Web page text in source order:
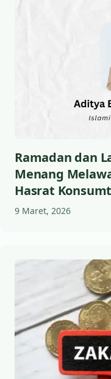
Ramadan dan
Menang
Hasrat
9 Maret, 2026